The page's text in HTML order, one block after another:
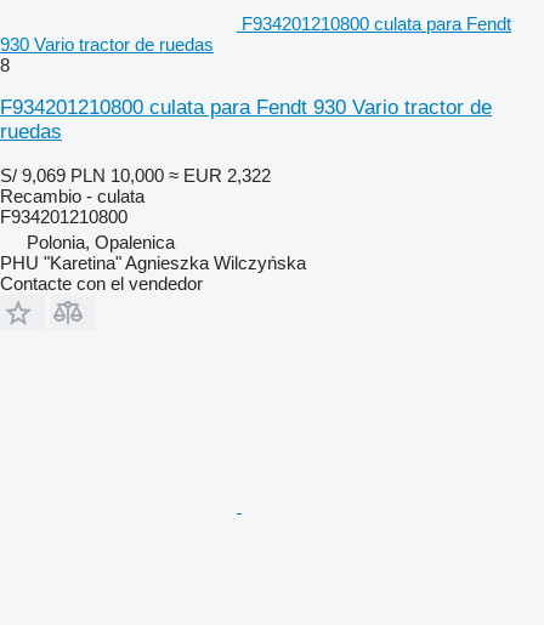
F934201210800 culata para Fendt
930 Vario tractor de ruedas
8
F934201210800 culata para Fendt 930 Vario tractor de
ruedas
S/ 9,069 PLN 10,000 ≈ EUR 2,322
Recambio - culata
F934201210800
Polonia, Opalenica
PHU "Karetina" Agnieszka Wilczyńska
Contacte con el vendedor